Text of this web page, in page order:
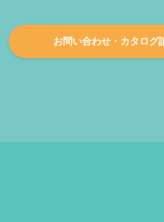
お問い合わせ・カタログ